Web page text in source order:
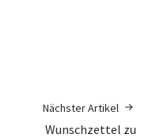
Nächster Artikel
Wunschzettel zu